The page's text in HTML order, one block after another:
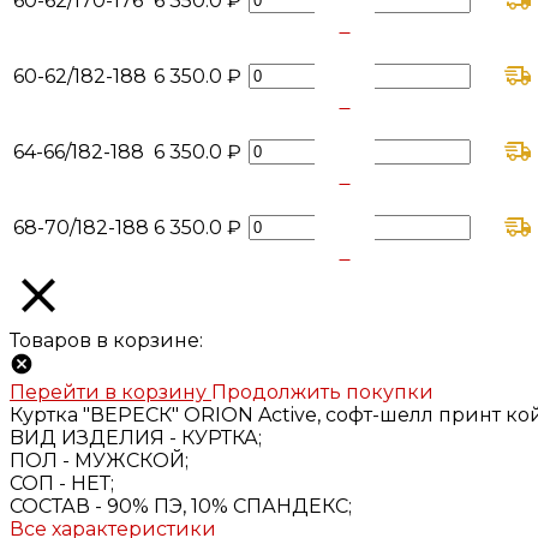
60-62/182-188 6 350.0 ₽
64-66/182-188 6 350.0 ₽
68-70/182-188 6 350.0 ₽
Товаров в корзине:
Перейти в корзину Продолжить покупки
Куртка "ВЕРЕСК" ORION Active, софт-шелл принт
BИД ИЗДЕЛИЯ - КУРТКА;
ПОЛ - МУЖСКОЙ;
СОП - НЕТ;
СОСТАВ - 90% ПЭ, 10% СПАНДЕКС;
Все характеристики